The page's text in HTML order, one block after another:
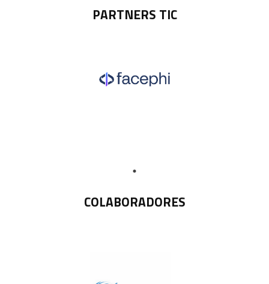
PARTNERS TIC
COLABORADORES